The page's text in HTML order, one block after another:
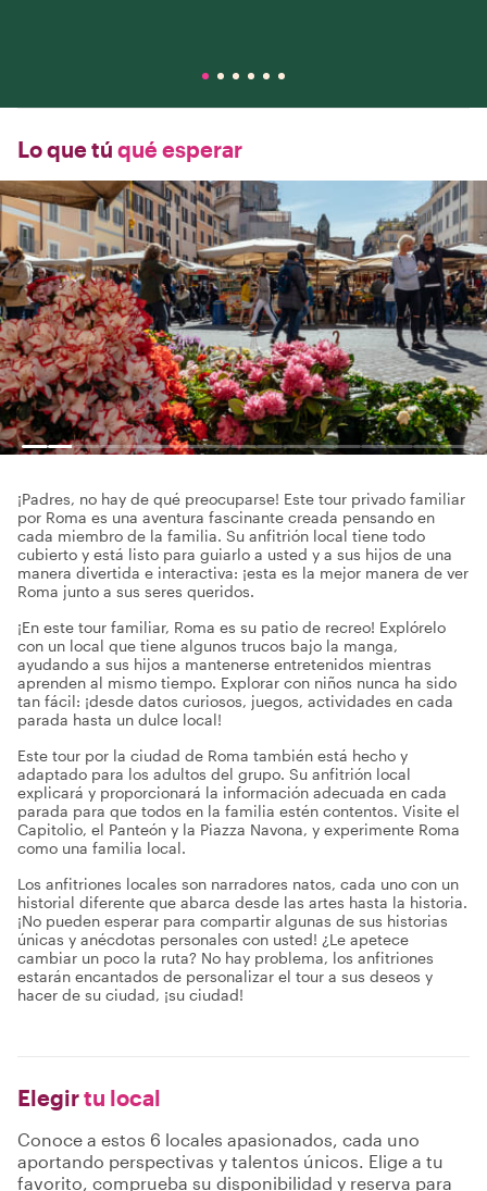
Lo que tú qué esperar
¡Padres, no hay de qué preocuparse! Este tour privado familiar
por Roma es una aventura fascinante creada pensando en
cada miembro de la familia. Su anfitrión local tiene todo
cubierto y está listo para guiarlo a usted y a sus hijos de una
manera divertida e interactiva: ¡esta es la mejor manera de ver
Roma junto a sus seres queridos.
¡En este tour familiar, Roma es su patio de recreo! Explórelo
con un local que tiene algunos trucos bajo la manga,
ayudando a sus hijos a mantenerse entretenidos mientras
aprenden al mismo tiempo. Explorar con niños nunca ha sido
tan fácil: ¡desde datos curiosos, juegos, actividades en cada
parada hasta un dulce local!
Este tour por la ciudad de Roma también está hecho y
adaptado para los adultos del grupo. Su anfitrión local
explicará y proporcionará la información adecuada en cada
parada para que todos en la familia estén contentos. Visite el
Capitolio, el Panteón y la Piazza Navona, y experimente Roma
como una familia local.
Los anfitriones locales son narradores natos, cada uno con un
historial diferente que abarca desde las artes hasta la historia.
¡No pueden esperar para compartir algunas de sus historias
únicas y anécdotas personales con usted! ¿Le apetece
cambiar un poco la ruta? No hay problema, los anfitriones
estarán encantados de personalizar el tour a sus deseos y
hacer de su ciudad, ¡su ciudad!
Elegirtu local
Conoce a estos 6 locales apasionados, cada uno
aportando perspectivas y talentos únicos. Elige a tu
favorito, comprueba su disponibilidad y reserva para